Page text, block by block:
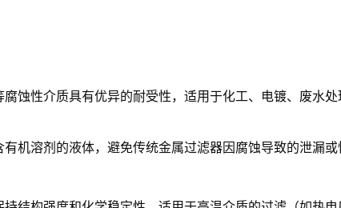
蚀性介质具有优异的耐受性，适用于化工、电镀、废水
机溶剂的液体，避免传统金属过滤器因腐蚀导致的泄漏或